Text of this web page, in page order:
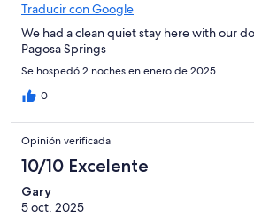
Traducir con Google
We had a clean quiet stay here with our
Pagosa Springs
Se hospedó 2 noches en enero de 2025
0
Opinión verificada
10/10 Excelente
Gary
5 oct. 2025